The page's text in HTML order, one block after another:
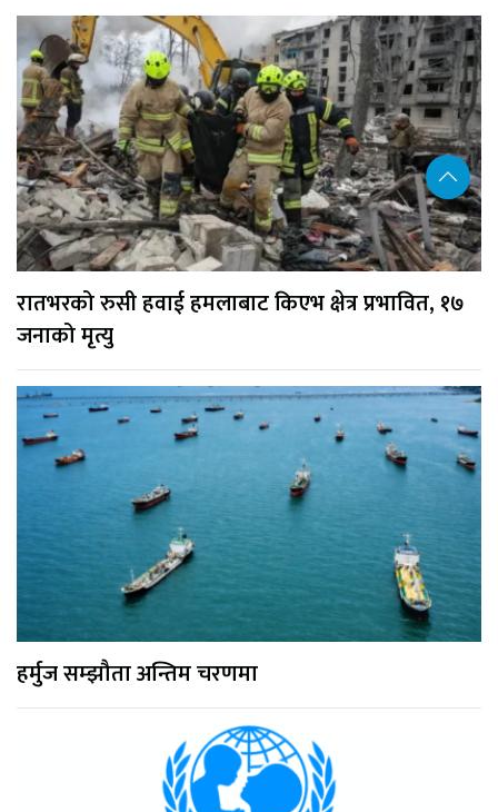
रातभरको रुसी हवाई हमलाबाट किएभ क्षेत्र प्रभावित, १७
जनाको मृत्यु
हर्मुज सम्झौता अन्तिम चरणमा